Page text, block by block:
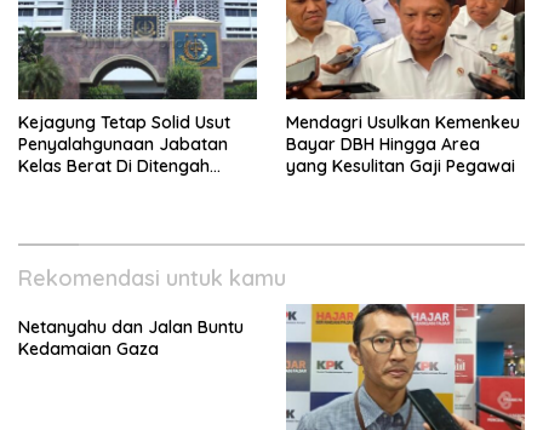
Kejagung Tetap Solid Usut
Penyalahgunaan Jabatan
Kelas Berat Di Ditengah
Mendagri Usulkan Kemenkeu
Bayar DBH Hingga Area
yang Kesulitan Gaji Pegawai
Rekomendasi untuk kamu
Netanyahu dan Jalan Buntu
Kedamaian Gaza